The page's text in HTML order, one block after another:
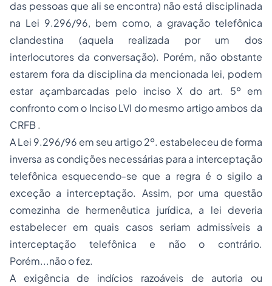
das pessoas que ali se encontra) não está disciplinada
na Lei 9.296/96, bem como, a gravação telefônica
clandestina (aquela realizada por um dos
interlocutores da conversação). Porém, não obstante
estarem fora da disciplina da mencionada lei, podem
estar açambarcadas pelo inciso X do art. 5º em
confronto com o Inciso LVI do mesmo artigo ambos da
CRFB .
A Lei 9.296/96 em seu artigo 2º. estabeleceu de forma
inversa as condições necessárias para a interceptação
telefônica esquecendo-se que a regra é o sigilo a
exceção a interceptação. Assim, por uma questão
comezinha de hermenêutica jurídica, a lei deveria
estabelecer em quais casos seriam admissíveis a
interceptação telefônica e não o contrário.
Porém...não o fez.
A exigência de indícios razoáveis de autoria ou